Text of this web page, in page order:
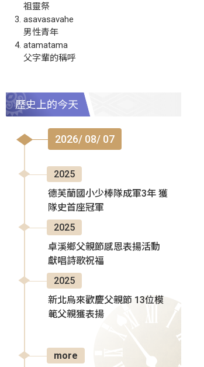
祖靈祭
asavasavahe
男性青年
atamatama
父字輩的稱呼
歷史上的今天
2026/ 08/ 07
2025
德芙蘭國小少棒隊成軍3年 獲
隊史首座冠軍
2025
卓溪鄉父親節感恩表揚活動
獻唱詩歌祝福
2025
新北烏來歡慶父親節 13位模
範父親獲表揚
more